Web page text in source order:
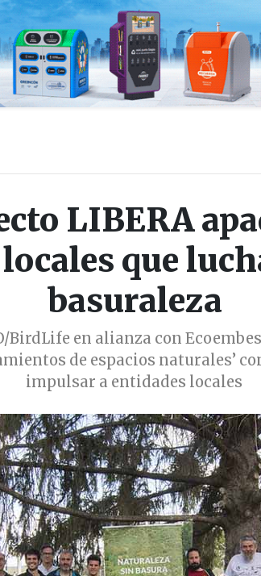
LIBERA
que
basuraleza
BirdLife en alianza con
de espacios naturales’
impulsar a entidades locales